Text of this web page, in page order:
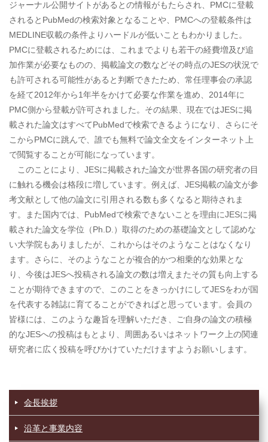
ジャーナル公開サイトがあるとの情報がもたらされ、PMCに登載
されるとPubMedの検索対象となることや、PMCへの登載条件は
MEDLINE収載の条件よりハードルが低いこともわかりました。
PMCに登載されるためには、これまでよりも若干の経費増及び追
加作業が必要なものの、掲載論文の数などその時点のJESの状況で
も許可される可能性があると判断できたため、常任理事会の承認
を経て2012年から1年半をかけて必要な作業を進め、2014年に
PMC側から登載が許可されました。その結果、現在ではJESに掲
載された論文はすべてPubMedで検索できるようになり、さらにそ
こからPMCに跳んで、誰でも無料で論文全文をインターネット上
で閲覧することが可能になっています。
このことにより、JESに掲載された論文が世界各国の研究者の目
に触れる機会は格段に増しています。例えば、JES掲載の論文が参
考文献として他の論文に引用される数も多くなると期待されま
す。また国内では、PubMedで検索できないことを理由にJESに掲
載された論文を学位（Ph.D.）取得のための基礎論文として認めな
い大学院もありましたが、これからはそのようなことはなくなり
ます。さらに、そのようなことが複合的かつ相乗的な効果とな
り、今後はJESへ投稿される論文の数は増えまたその質も向上する
ことが期待できますので、このことをきっかけにしてJESをわが国
を代表する雑誌に育てることができればと思っています。会員の
皆様には、このような趣旨を理解いただき、ご自身の論文の積極
的なJESへの投稿はもとより、周囲あるいはネットワーク上の関連
研究者に広く投稿を呼びかけていただけますようお願いします。
会長挨拶
沿革と事業内容